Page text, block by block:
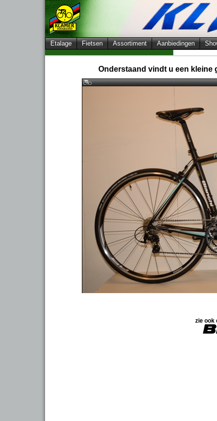
Etalage Fietsen Assortiment Aanbiedingen
Onderstaand vindt u een kleine
zie ook